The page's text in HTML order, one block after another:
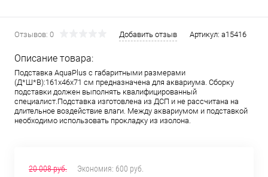
Отзывов: 0 Добавить отзыв Артикул: a15416
Описание товара:
Подставка AquaPlus с габаритными размерами
(Д*Ш*В):161x46x71 см предназначена для аквариума. Сборку
подставки должен выполнять квалифицированный
специалист.Подставка изготовлена из ДСП и не рассчитана на
длительное воздействие влаги. Между аквариумом и подставкой
необходимо использовать прокладку из изолона.
20 008 руб. Экономия: 600 руб.